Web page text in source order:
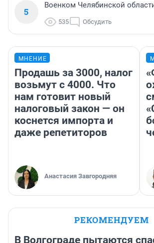
5
Военком Челябинской
535 Обсудить
МНЕНИЕ
Продашь за 3000, налог
возьмут с 4000. Что
нам готовит новый
налоговый закон — он
коснется импорта и
даже репетиторов
Анастасия Завгородняя
РЕКОМЕНДУЕМ
В Волгограде пытаются